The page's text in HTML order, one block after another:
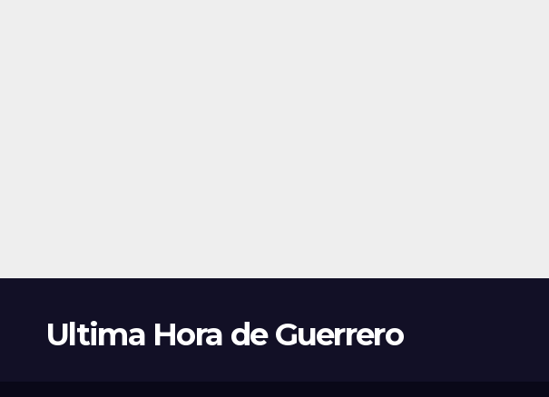
Ultima Hora de Guerrero